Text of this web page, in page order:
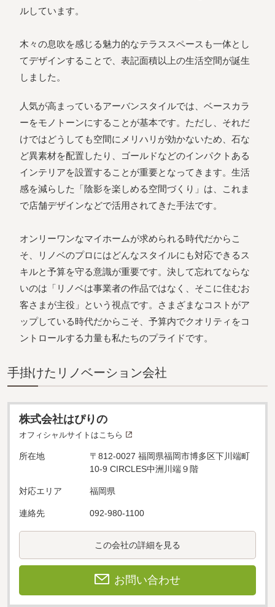
ルしています。
木々の息吹を感じる魅力的なテラススペースも一体とし
てデザインすることで、表記面積以上の生活空間が誕生
しました。
人気が高まっているアーバンスタイルでは、ベースカラ
ーをモノトーンにすることが基本です。ただし、それだ
けではどうしても空間にメリハリが効かないため、石な
ど異素材を配置したり、ゴールドなどのインパクトある
インテリアを設置することが重要となってきます。生活
感を減らした「陰影を楽しめる空間づくり」は、これま
で店舗デザインなどで活用されてきた手法です。
オンリーワンなマイホームが求められる時代だからこ
そ、リノベのプロにはどんなスタイルにも対応できるス
キルと予算を守る意識が重要です。決して忘れてならな
いのは「リノベは事業者の作品ではなく、そこに住むお
客さまが主役」という視点です。さまざまなコストがア
ップしている時代だからこそ、予算内でクオリティをコ
ントロールする力量も私たちのプライドです。
⼿掛けたリノベーション会社
株式会社はぴりの
オフィシャルサイトはこちら
所在地
〒812-0027 福岡県福岡市博多区下川端町
10-9 CIRCLES中洲川端９階
対応エリア 福岡県
連絡先 092-980-1100
この会社の詳細を見る
お問い合わせ